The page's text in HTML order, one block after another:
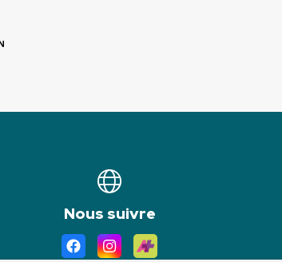
Nous suivre